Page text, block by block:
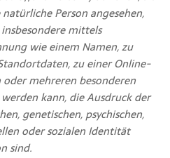
Person angesehen,
mittels
wie einem Namen, zu
zu einer Online-
mehreren besonderen
kann, die Ausdruck der
genetischen, psychischen,
oder sozialen Identität
sind.